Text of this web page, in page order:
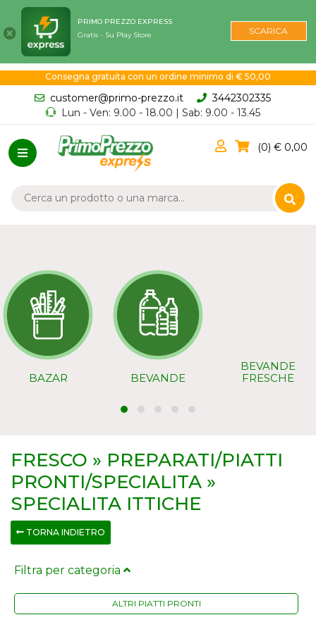
PRIMO PREZZO EXPRESS
Gratis - Su Play Store
SCARICA
Consegna gratuita con un ordine minimo di € 50,00
customer@primo-prezzo.it
3442302335
Lun - Ven: 9.00 - 18.00 | Sab: 9.00 - 13.45
0 0,00
BAZAR BEVANDE
BEVANDE
FRESCHE
FRESCO » PREPARATI/PIATTI
PRONTI/SPECIALITA »
SPECIALITA ITTICHE
TORNA INDIETRO
Filtra per categoria
ALTRI PIATTI PRONTI